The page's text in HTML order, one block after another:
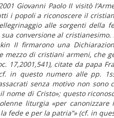
Giovanni Paolo II visitò
i popoli a riconoscere il
alle sorgenti della
conversione al
II firmarono una
mezzo di cristiani armeni, che
17,2001,541), citate da papa
in questo numero alle pp.
senza motivo non
nome di Cristo»; questo
liturgia «per
fede e per la patria”» (cf. in